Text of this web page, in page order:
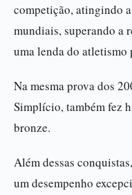
competição, atingindo
mundiais, superando a
uma lenda do
Na mesma prova dos
Simplício, também fez
bronze.
Além dessas
um desempenho